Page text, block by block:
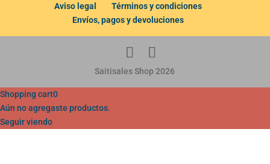
Aviso legal
Términos y condiciones
Envíos, pagos y devoluciones
Saitisales Shop 2026
Shopping cart0
Aún no agregaste productos.
Seguir viendo